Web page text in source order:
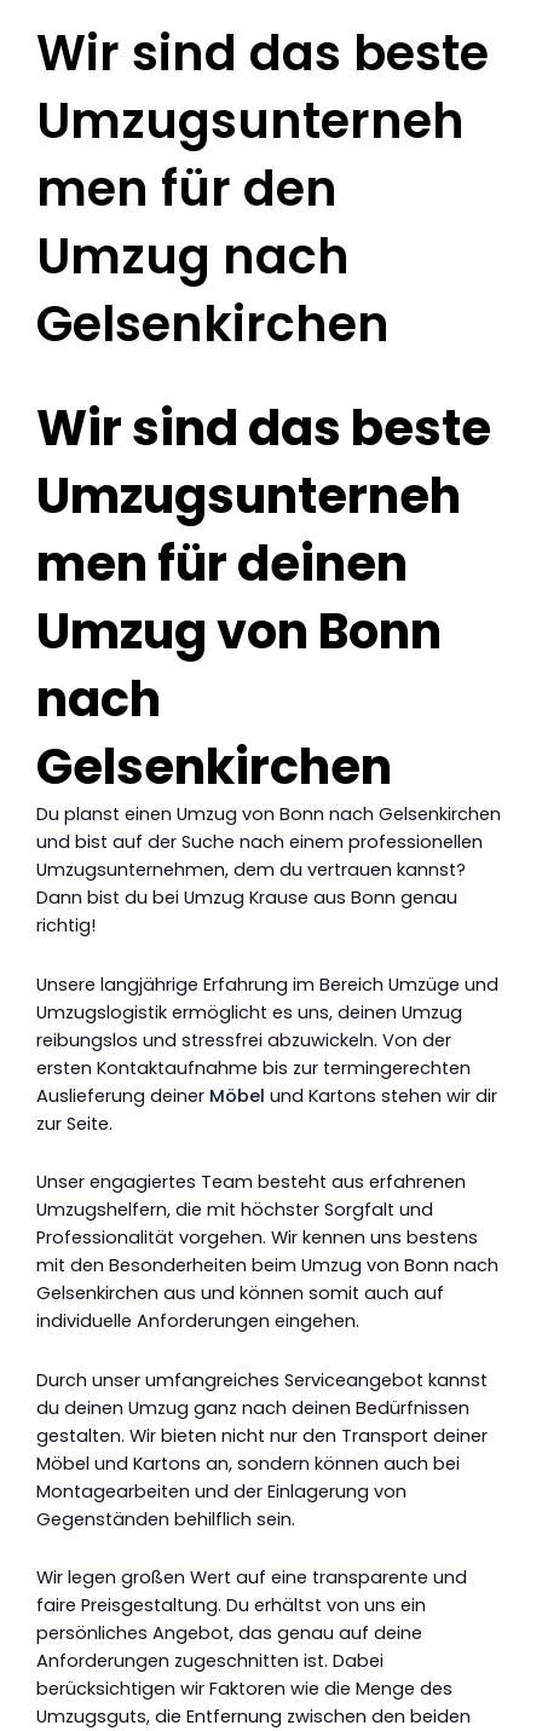
Wir sind das beste
Umzugsunterneh
men für den
Umzug nach
Gelsenkirchen
Wir sind das beste
Umzugsunterneh
men für deinen
Umzug von Bonn
nach
Gelsenkirchen
Du planst einen Umzug von Bonn nach Gelsenkirchen
und bist auf der Suche nach einem professionellen
Umzugsunternehmen, dem du vertrauen kannst?
Dann bist du bei Umzug Krause aus Bonn genau
richtig!
Unsere langjährige Erfahrung im Bereich Umzüge und
Umzugslogistik ermöglicht es uns, deinen Umzug
reibungslos und stressfrei abzuwickeln. Von der
ersten Kontaktaufnahme bis zur termingerechten
Auslieferung deiner Möbel und Kartons stehen wir dir
zur Seite.
Unser engagiertes Team besteht aus erfahrenen
Umzugshelfern, die mit höchster Sorgfalt und
Professionalität vorgehen. Wir kennen uns bestens
mit den Besonderheiten beim Umzug von Bonn nach
Gelsenkirchen aus und können somit auch auf
individuelle Anforderungen eingehen.
Durch unser umfangreiches Serviceangebot kannst
du deinen Umzug ganz nach deinen Bedürfnissen
gestalten. Wir bieten nicht nur den Transport deiner
Möbel und Kartons an, sondern können auch bei
Montagearbeiten und der Einlagerung von
Gegenständen behilflich sein.
Wir legen großen Wert auf eine transparente und
faire Preisgestaltung. Du erhältst von uns ein
persönliches Angebot, das genau auf deine
Anforderungen zugeschnitten ist. Dabei
berücksichtigen wir Faktoren wie die Menge des
Umzugsguts, die Entfernung zwischen den beiden